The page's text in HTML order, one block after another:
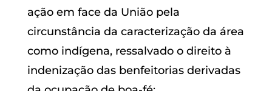
ação em face da União pela
circunstância da caracterização da área
como indígena, ressalvado o direito à
indenização das benfeitorias derivadas